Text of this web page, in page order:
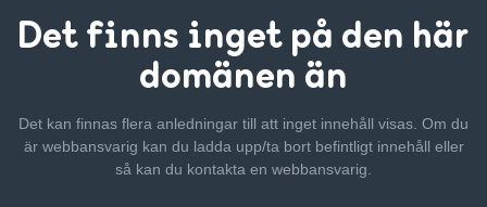
Det finns inget på den här
domänen än
Det kan finnas flera anledningar till att inget innehåll visas. Om du
är webbansvarig kan du ladda upp/ta bort befintligt innehåll eller
så kan du kontakta en webbansvarig.